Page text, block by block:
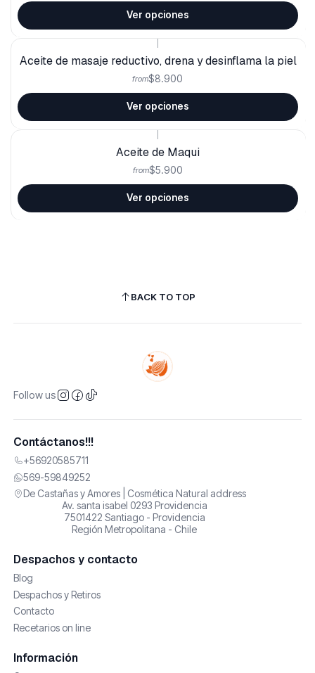
Ver opciones
Aceite de masaje reductivo, drena y desinflama la piel
from$8.900
Ver opciones
Aceite de Maqui
from$5.900
Ver opciones
BACK TO TOP
Follow us
Contáctanos!!!
+56920585711
569-59849252
De Castañas y Amores | Cosmética Natural address
Av. santa isabel 0293 Providencia
7501422 Santiago - Providencia
Región Metropolitana - Chile
Despachos y contacto
Blog
Despachos y Retiros
Contacto
Recetarios on line
Información